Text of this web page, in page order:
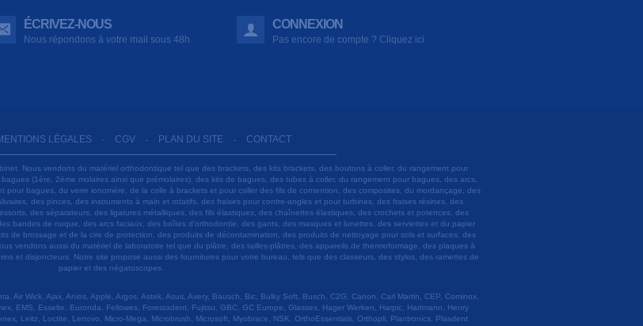
ÉCRIVEZ-NOUS
Nous répondons à votre mail sous 48h
CONNEXION
Pas encore de compte ? Cliquez ici
LÉGALES - CGV - PLAN DU SITE - CONTACT
Nous vendons du matériel orthodontique tel que des brackets, des kits brackets, des boutons à coller, du rangement pour
(1ère, 2ème molaires ainsi que prémolaires), des kits de bagues, des tubes à coller, du rangement pour bagues, des arcs,
pour bagues, du verre ionomère, de la colle à brackets et pour coller des fils de contention, des composites, du mordançage, des
des pinces, des instruments à main et rotatifs, des fraises pour contre-angles et pour turbines, des fraises résines, des
des séparateurs, des ligatures métalliques, des fils élastiques, des chaînettes élastiques, des crochets et potences, des
bandes de nuque, des arcs faciaux, des boîtes d'orthodontie, des gants, des masques et lunettes, des serviettes et du papier
de brossage et de la cire de protection, des produits de décontamination, des produits de nettoyage pour sols et surfaces, des
vendons aussi du matériel de laboratoire tel que du plâtre, des tailles-plâtres, des appareils de thermoformage, des plaques à
et disjoncteurs. Notre site propose aussi des fournitures pour votre bureau, tels que des classeurs, des stylos, des ramettes de
papier et des négatoscopes.
Air Wick, Ajax, Anios, Apple, Argos, Astek, Asus, Avery, Bausch, Bic, Bulky Soft, Busch, C2G, Canon, Carl Martin, CEP, Cominox,
EMS, Esselte, Euronda, Fellowes, Forestadent, Fujitsu, GBC, GC Europe, Glassex, Hager Werken, Harpic, Hartmann, Henry
Leitz, Loctite, Lenovo, Micro-Mega, Microbrush, Microsoft, Myobrace, NSK, OrthoEssentials, Orthopli, Plantronics, Plasdent